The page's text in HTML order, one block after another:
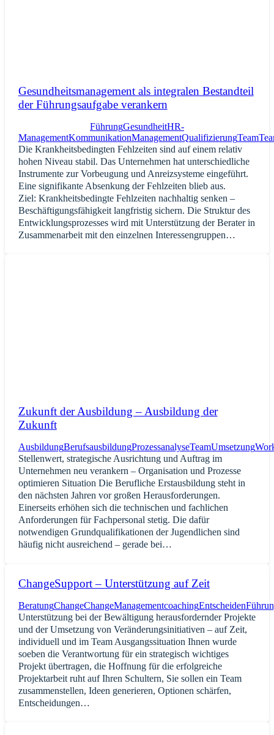
Gesundheitsmanagement als integralen Bestandteil
der Führungsaufgabe verankern
FührungGesundheitHR-
ManagementKommunikationManagementQualifizierungTeam
Die Krankheitsbedingten Fehlzeiten sind auf einem relativ
hohen Niveau stabil. Das Unternehmen hat unterschiedliche
Instrumente zur Vorbeugung und Anreizsysteme eingeführt.
Eine signifikante Absenkung der Fehlzeiten blieb aus.
Ziel: Krankheitsbedingte Fehlzeiten nachhaltig senken –
Beschäftigungsfähigkeit langfristig sichern. Die Struktur des
Entwicklungsprozesses wird mit Unterstützung der Berater in
Zusammenarbeit mit den einzelnen Interessengruppen…
Zukunft der Ausbildung – Ausbildung der
Zukunft
AusbildungBerufsausbildungProzessanalyseTeamUmsetzung
Stellenwert, strategische Ausrichtung und Auftrag im
Unternehmen neu verankern – Organisation und Prozesse
optimieren Situation Die Berufliche Erstausbildung steht in
den nächsten Jahren vor großen Herausforderungen.
Einerseits erhöhen sich die technischen und fachlichen
Anforderungen für Fachpersonal stetig. Die dafür
notwendigen Grundqualifikationen der Jugendlichen sind
häufig nicht ausreichend – gerade bei…
ChangeSupport – Unterstützung auf Zeit
BeratungChangeChangeManagementcoachingEntscheiden
Unterstützung bei der Bewältigung herausfordernder Projekte
und der Umsetzung von Veränderungsinitiativen – auf Zeit,
individuell und im Team Ausgangssituation Ihnen wurde
soeben die Verantwortung für ein strategisch wichtiges
Projekt übertragen, die Hoffnung für die erfolgreiche
Projektarbeit ruht auf Ihren Schultern, Sie sollen ein Team
zusammenstellen, Ideen generieren, Optionen schärfen,
Entscheidungen…